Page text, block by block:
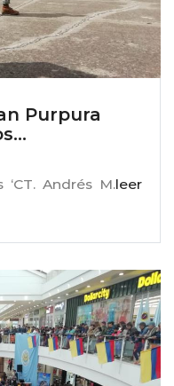
Purpura
Andrés M.leer